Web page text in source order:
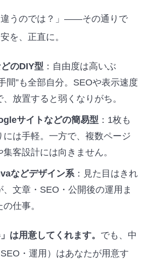
違うのでは？」——その通りで
を、正直に。
のDIY型 ：自由度は高いぶ
間”も全部自分。SEOや表示速度
放置すると弱くなりがち。
サイトなどの簡易型 ：1枚も
には手軽。一方で、複数ページ
客設計には向きません。
などデザイン系：見た目はきれ
、文章・SEO・公開後の運用ま
仕事。
は用意してくれます。 でも、中
・運用）はあなたが用意す